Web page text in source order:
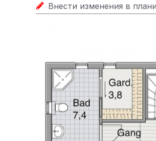
Внести изменения в